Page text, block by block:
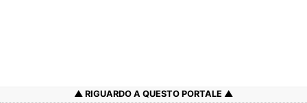
RIGUARDO A QUESTO PORTALE